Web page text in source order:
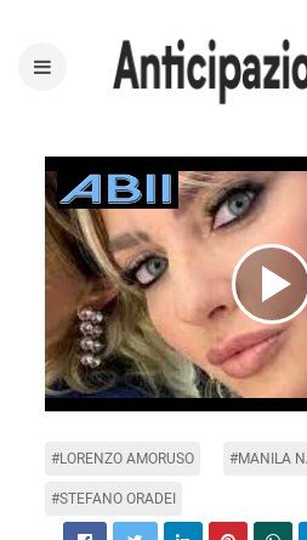
Play
Video
#LORENZO AMORUSO
#MANILA
#STEFANO ORADEI